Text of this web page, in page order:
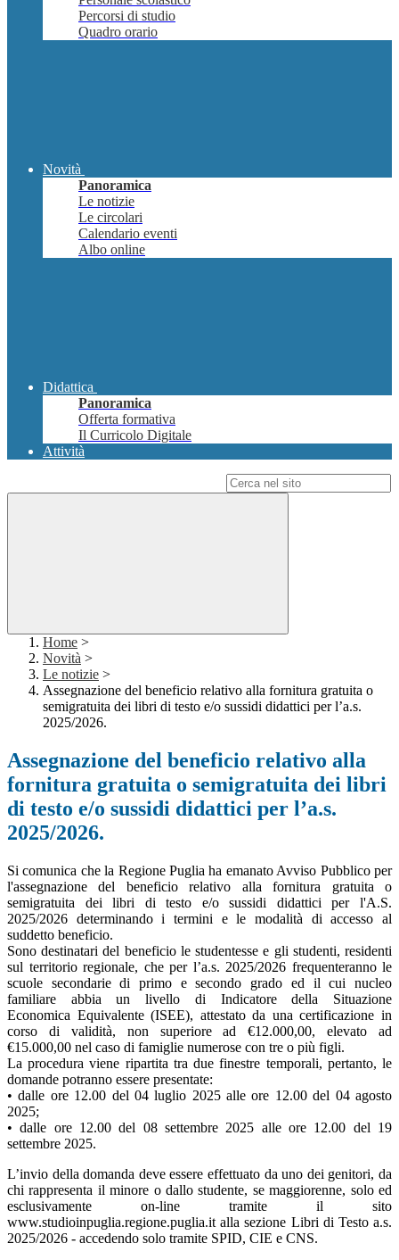
Percorsi di studio
Quadro orario
Novità
Panoramica
Le notizie
Le circolari
Calendario eventi
Albo online
Didattica
Panoramica
Offerta formativa
Il Curricolo Digitale
Attività
Home >
Novità >
Le notizie >
Assegnazione del beneficio relativo alla fornitura gratuita o
semigratuita dei libri di testo e/o sussidi didattici per l’a.s.
2025/2026.
Assegnazione del beneficio relativo alla
fornitura gratuita o semigratuita dei libri
di testo e/o sussidi didattici per l’a.s.
2025/2026.
Si comunica che la Regione Puglia ha emanato Avviso Pubblico per
l'assegnazione del beneficio relativo alla fornitura gratuita o
semigratuita dei libri di testo e/o sussidi didattici per l'A.S.
2025/2026 determinando i termini e le modalità di accesso al
suddetto beneficio.
Sono destinatari del beneficio le studentesse e gli studenti, residenti
sul territorio regionale, che per l’a.s. 2025/2026 frequenteranno le
scuole secondarie di primo e secondo grado ed il cui nucleo
familiare abbia un livello di Indicatore della Situazione
Economica Equivalente (ISEE), attestato da una certificazione in
corso di validità, non superiore ad €12.000,00, elevato ad
€15.000,00 nel caso di famiglie numerose con tre o più figli.
La procedura viene ripartita tra due finestre temporali, pertanto, le
domande potranno essere presentate:
• dalle ore 12.00 del 04 luglio 2025 alle ore 12.00 del 04 agosto
2025;
• dalle ore 12.00 del 08 settembre 2025 alle ore 12.00 del 19
settembre 2025.
L’invio della domanda deve essere effettuato da uno dei genitori, da
chi rappresenta il minore o dallo studente, se maggiorenne, solo ed
esclusivamente on-line tramite il sito
www.studioinpuglia.regione.puglia.it alla sezione Libri di Testo a.s.
2025/2026 - accedendo solo tramite SPID, CIE e CNS.